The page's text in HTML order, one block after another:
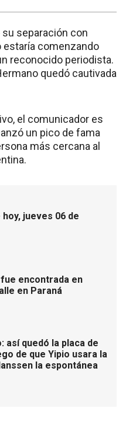
separación con
estaría comenzando
reconocido periodista.
quedó cautivada
el comunicador es
un pico de fama
más cercana al
jueves 06 de
encontrada en
en Paraná
así quedó la placa de
de que Yipio usara la
la espontánea